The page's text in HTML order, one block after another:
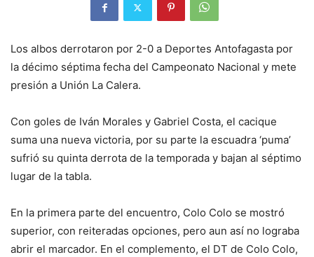
Los albos derrotaron por 2-0 a Deportes Antofagasta por
la décimo séptima fecha del Campeonato Nacional y mete
presión a Unión La Calera.
Con goles de Iván Morales y Gabriel Costa, el cacique
suma una nueva victoria, por su parte la escuadra ‘puma’
sufrió su quinta derrota de la temporada y bajan al séptimo
lugar de la tabla.
En la primera parte del encuentro, Colo Colo se mostró
superior, con reiteradas opciones, pero aun así no lograba
abrir el marcador. En el complemento, el DT de Colo Colo,